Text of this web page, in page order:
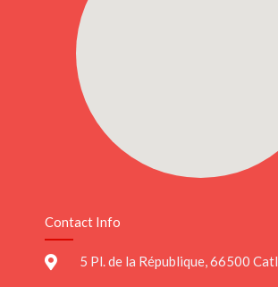
Contact Info
5 Pl. de la République, 66500